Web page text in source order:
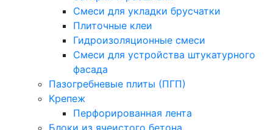
Смеси для укладки брусчатки
Плиточные клеи
Гидроизоляционные смеси
Смеси для устройства штукатурного
фасада
Пазогребневые плиты (ПГП)
Крепеж
Перфорированная лента
Блоки из ячеистого бетона